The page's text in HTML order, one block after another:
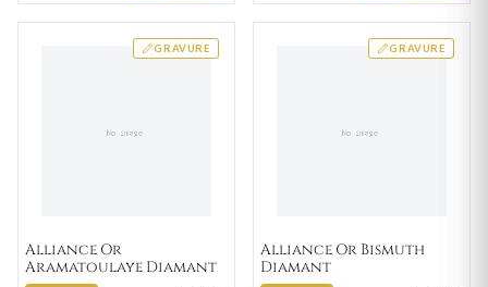
GRAVURE
Alliance Or
Aramatoulaye Diamant
GRAVURE
Alliance Or Bismuth
Diamant